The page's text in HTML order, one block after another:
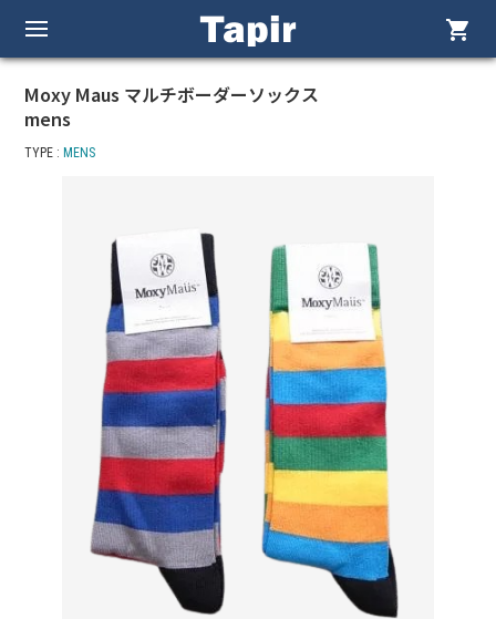
shopping_cart
Moxy Maus マルチボーダーソックス
mens
TYPE : MENS